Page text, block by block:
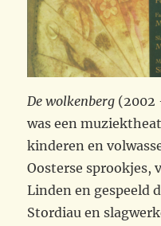
De wolkenberg (2002
was een
kinderen en
Oosterse sprookjes,
Linden en gespeeld
Stordiau en